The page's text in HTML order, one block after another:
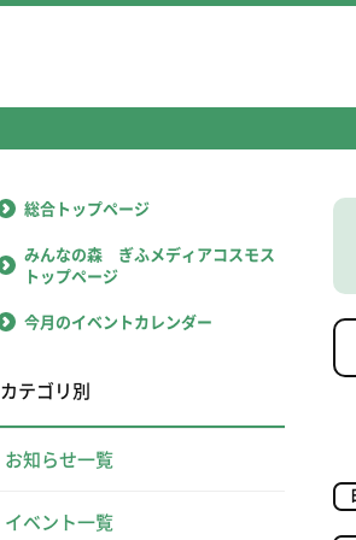
総合トップページ
みんなの森 ぎふメディアコスモス
トップページ
今月のイベントカレンダー
カテゴリ別
お知らせ一覧
イベント一覧